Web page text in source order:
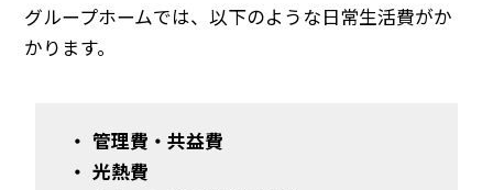
グループホームでは、以下のような日常生活費がか
かります。
・ 管理費・共益費
・ 光熱費